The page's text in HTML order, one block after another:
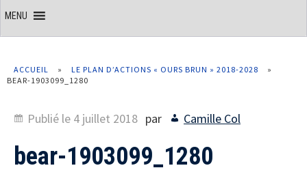
MENU
ACCUEIL » LE PLAN D’ACTIONS « OURS BRUN » 2018-2028
»
BEAR-1903099_1280
Publié le 4 juillet 2018 par Camille Col
bear-1903099_1280